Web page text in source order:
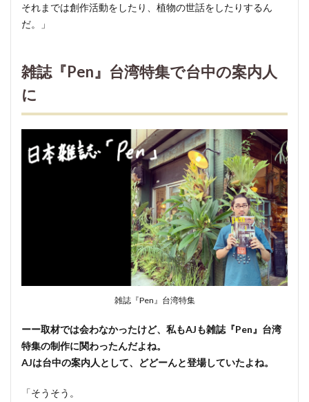
それまでは創作活動をしたり、植物の世話をしたりするん
だ。」
雑誌『Pen』台湾特集で台中の案内人
に
雑誌『Pen』台湾特集
ーー取材では会わなかったけど、私もAJも雑誌『Pen』台湾
特集の制作に関わったんだよね。
AJは台中の案内人として、どどーんと登場していたよね。
「そうそう。